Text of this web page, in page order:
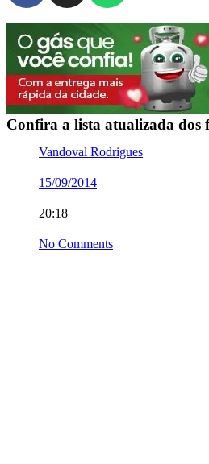
Confira a lista atualizada dos
Vandoval Rodrigues
15/09/2014
20:18
No Comments